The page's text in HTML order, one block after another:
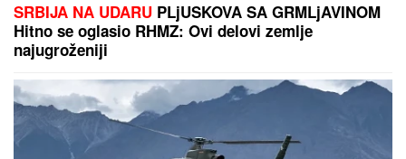
SRBIJA NA UDARU PLjUSKOVA SA GRMLjAVINOM
Hitno se oglasio RHMZ: Ovi delovi zemlje
najugroženiji